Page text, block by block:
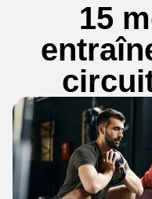
15